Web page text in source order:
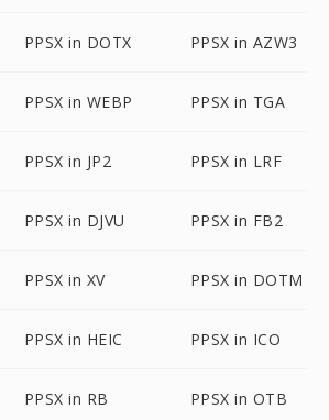
PPSX in DOTX PPSX in AZW3
PPSX in WEBP PPSX in TGA
PPSX in JP2 PPSX in LRF
PPSX in DJVU PPSX in FB2
PPSX in XV PPSX in DOTM
PPSX in HEIC PPSX in ICO
PPSX in RB PPSX in OTB